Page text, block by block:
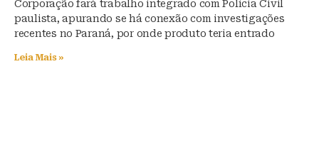
Corporação fará trabalho integrado com Polícia Civil
paulista, apurando se há conexão com investigações
recentes no Paraná, por onde produto teria entrado
Leia Mais »